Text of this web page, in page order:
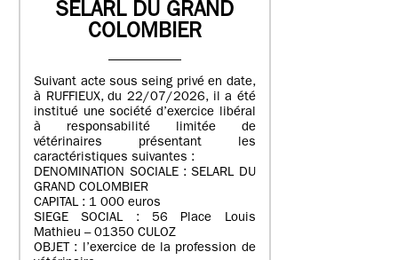
SELARL DU GRAND
COLOMBIER
Suivant acte sous seing privé en date,
à RUFFIEUX, du 22/07/2026, il a été
institué une société d’exercice libéral
à responsabilité limitée de
vétérinaires présentant les
caractéristiques suivantes :
DENOMINATION SOCIALE : SELARL DU
GRAND COLOMBIER
CAPITAL : 1 000 euros
SIEGE SOCIAL : 56 Place Louis
Mathieu – 01350 CULOZ
OBJET : l’exercice de la profession de